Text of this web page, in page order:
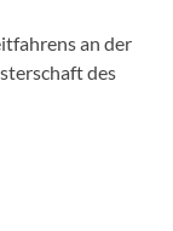
an der
des